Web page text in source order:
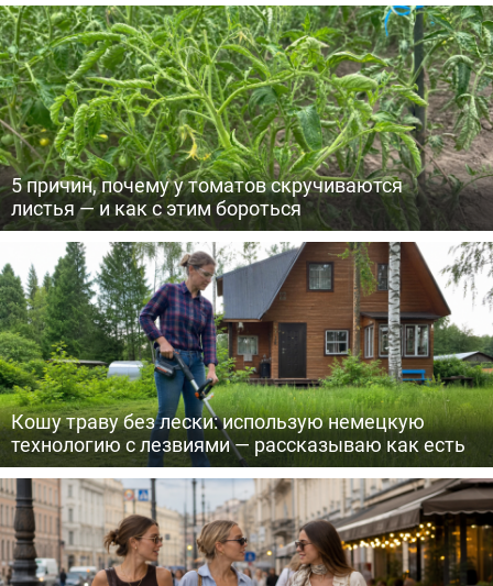
5 причин, почему у томатов скручиваются
листья — и как с этим бороться
Кошу траву без лески: использую немецкую
технологию с лезвиями — рассказываю как есть